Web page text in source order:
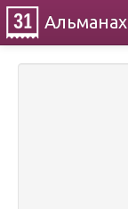
Альманах